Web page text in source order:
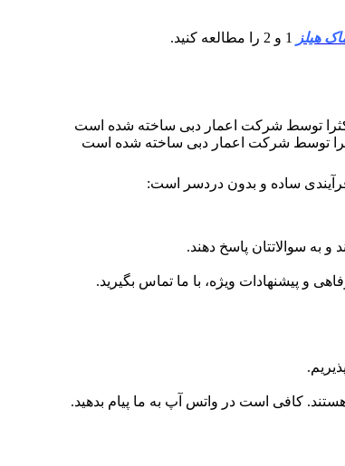
هیلز
توسط شرکت اعمار دبی ساخته شده است
ساده و بدون دردسر است:
و به سوالاتتان پاسخ دهند.
و پیشنهادات ویژه، با ما تماس بگیرید.
کافی است در واتس آپ به ما پیام بدهید.